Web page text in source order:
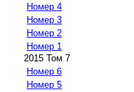
Номер 4
Номер 3
Номер 2
Номер 1
2015 Том 7
Номер 6
Номер 5